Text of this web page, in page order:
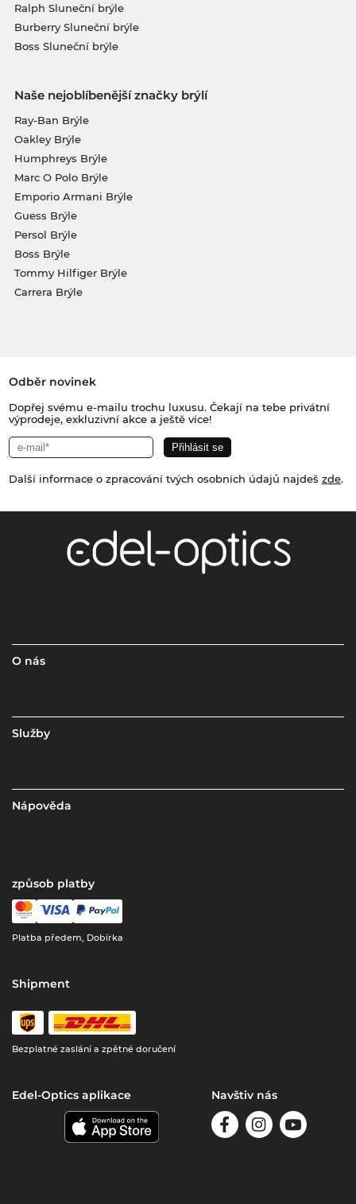
Ralph Sluneční brýle
Burberry Sluneční brýle
Boss Sluneční brýle
Naše nejoblíbenější značky brýlí
Ray-Ban Brýle
Oakley Brýle
Humphreys Brýle
Marc O Polo Brýle
Emporio Armani Brýle
Guess Brýle
Persol Brýle
Boss Brýle
Tommy Hilfiger Brýle
Carrera Brýle
Odběr novinek
Dopřej svému e-mailu trochu luxusu. Čekají na tebe privátní
výprodeje, exkluzivní akce a ještě více!
Další informace o zpracování tvých osobních údajů najdeš zde.
O nás
Služby
Nápověda
způsob platby
Platba předem, Dobírka
Shipment
Bezplatné zaslání a zpětné doručení
Edel-Optics aplikace Navštiv nás